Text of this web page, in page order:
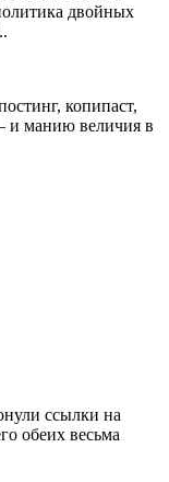
двойных
копипаст,
и манию величия в
ссылки на
обеих весьма